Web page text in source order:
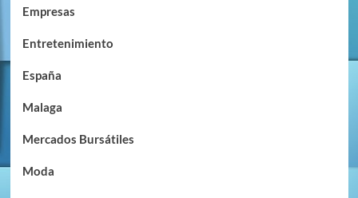
Empresas
Entretenimiento
España
Malaga
Mercados Bursátiles
Moda